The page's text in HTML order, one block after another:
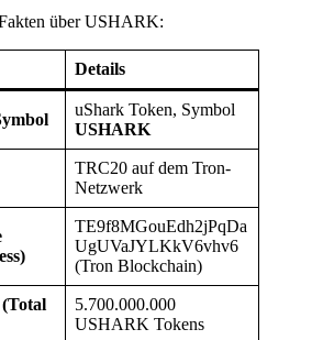
über USHARK:
Details
uShark Token, Symbol
USHARK
TRC20 auf dem Tron-
Netzwerk
TE9f8MGouEdh2jPqDa
UgUVaJYLKkV6vhv6
(Tron Blockchain)
(Total
5.700.000.000
USHARK Tokens